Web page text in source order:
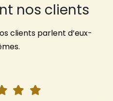
nos clients
clients parlent d’eux-